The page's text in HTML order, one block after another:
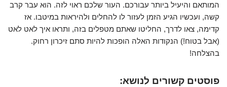
המותאם והיעיל ביותר עבורכם. העור שלכם ראוי לזה. הוא עבר קרב
קשה, ועכשיו הגיע הזמן לעזור לו להחלים ולהיראות במיטבו. אז
קדימה, צאו לדרך, החליטו שאתם מטפלים בזה, ותראו איך לאט לאט
(אבל בטוח!) הנקודות האלה הופכות להיות סתם זיכרון רחוק.
בהצלחה!
פוסטים קשורים לנושא: